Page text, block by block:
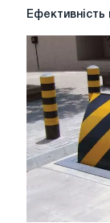
Ефективність
за
квартирою